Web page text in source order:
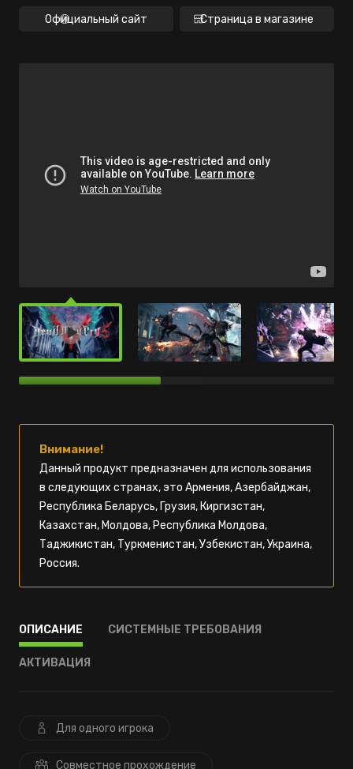
Официальный сайт Страница в магазине
Внимание!
Данный продукт предназначен для использования
в следующих странах, это Армения, Азербайджан,
Республика Беларусь, Грузия, Киргизстан,
Казахстан, Молдова, Республика Молдова,
Таджикистан, Туркменистан, Узбекистан, Украина,
Россия.
ОПИСАНИЕ СИСТЕМНЫЕ ТРЕБОВАНИЯ
АКТИВАЦИЯ
Для одного игрока
Совместное прохождение